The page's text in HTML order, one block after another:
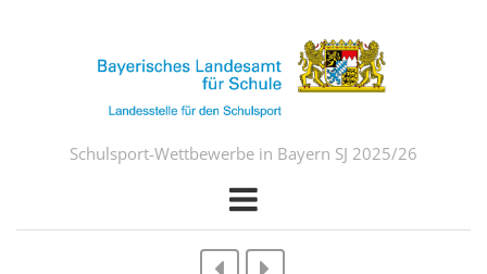
Schulsport-Wettbewerbe in Bayern SJ 2025/26